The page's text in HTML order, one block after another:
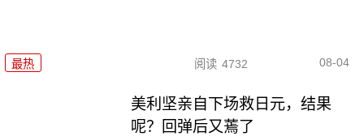
最热 阅读 4732 08-04
美利坚亲自下场救日元，结果
呢？回弹后又蔫了